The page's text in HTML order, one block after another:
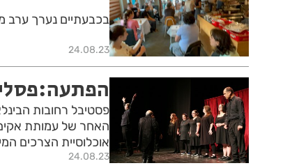
בכבעתיים נערך ערב
24.08.23
אוכלוסיית הצרכים
24.08.23